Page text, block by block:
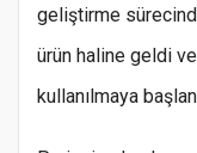
geliştirme
ürün haline geldi
kullanılmaya